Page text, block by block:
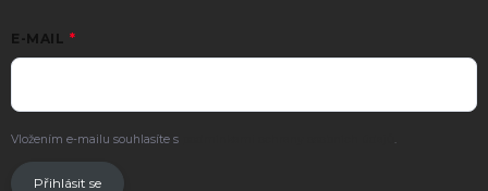
E-MAIL
Vložením e-mailu souhlasíte s .
Přihlásit se